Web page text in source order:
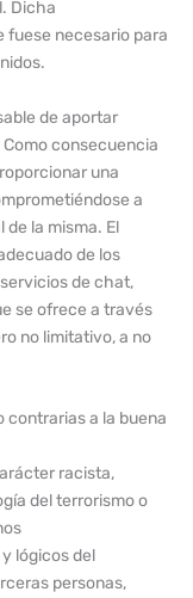
Dicha
fuese necesario para
de aportar
consecuencia
una
a
la misma. El
de los
de chat,
se ofrece a través
no limitativo, a no
contrarias a la buena
racista,
del terrorismo o
lógicos del
personas,